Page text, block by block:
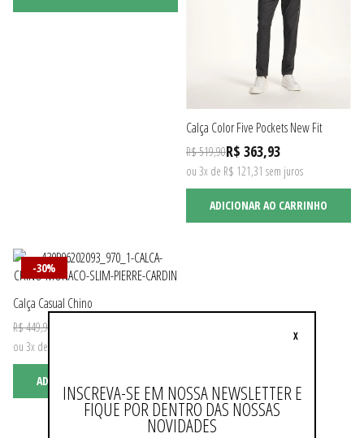
Calça Color Five Pockets New Fit
R$ 519,90R$ 363,93
ou 3x de R$ 121,31 sem juros
ADICIONAR AO CARRINHO
-30%
Calça Casual Chino
R$ 449,90
ou 3x de R$ 104,97 sem juros
ADICIONAR AO CARRINHO
INSCREVA-SE EM NOSSA NEWSLETTER E
FIQUE POR DENTRO DAS NOSSAS
NOVIDADES
X